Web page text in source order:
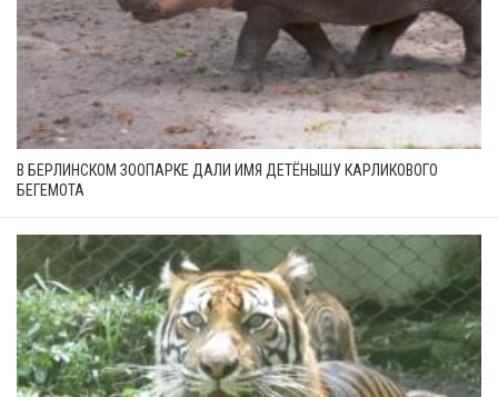
В БЕРЛИНСКОМ ЗООПАРКЕ ДАЛИ ИМЯ ДЕТЁНЫШУ КАРЛИКОВОГО
БЕГЕМОТА